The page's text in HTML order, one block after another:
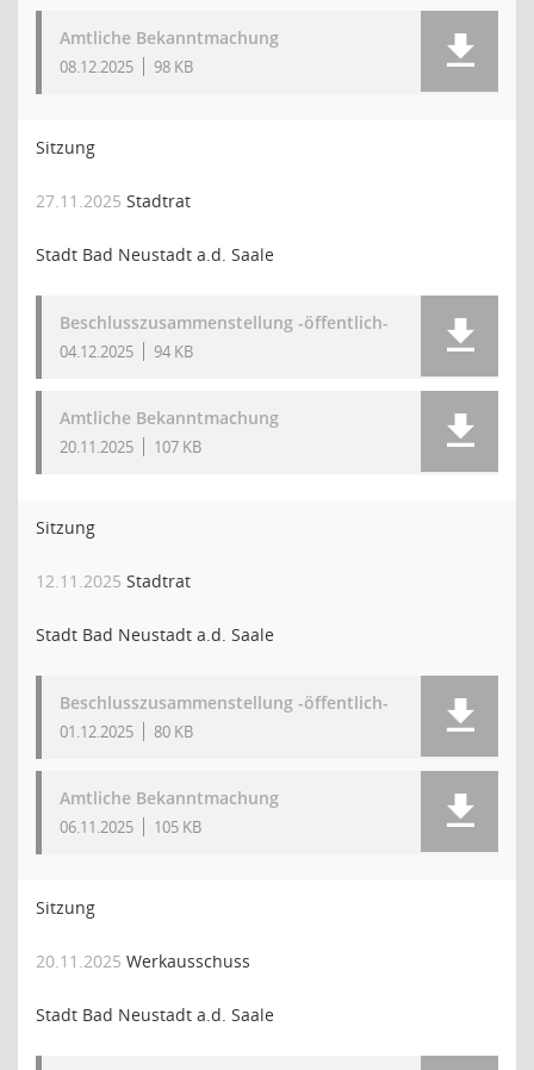
Amtliche Bekanntmachung
08.12.2025 98 KB
Sitzung
27.11.2025 Stadtrat
Stadt Bad Neustadt a.d. Saale
Beschlusszusammenstellung -öffentlich-
04.12.2025 94 KB
Amtliche Bekanntmachung
20.11.2025 107 KB
Sitzung
12.11.2025 Stadtrat
Stadt Bad Neustadt a.d. Saale
Beschlusszusammenstellung -öffentlich-
01.12.2025 80 KB
Amtliche Bekanntmachung
06.11.2025 105 KB
Sitzung
20.11.2025 Werkausschuss
Stadt Bad Neustadt a.d. Saale